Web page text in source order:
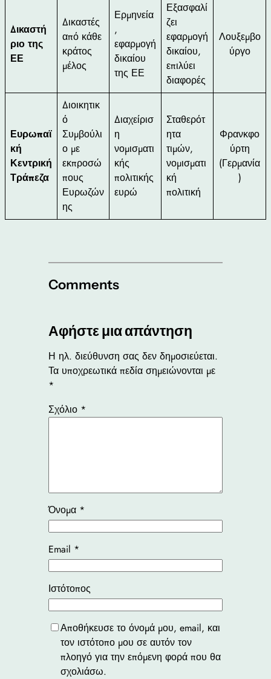
Δικαστή
ριο της
ΕΕ
Δικαστές
από κάθε
κράτος
μέλος
Ερμηνεία
,
εφαρμογή
δικαίου
της ΕΕ
Εξασφαλί
ζει
εφαρμογή
δικαίου,
επιλύει
διαφορές
Λουξεμβο
ύργο
Ευρωπαϊ
κή
Κεντρική
Τράπεζα
Διοικητικ
ό
Συμβούλι
ο με
εκπροσώ
πους
Ευρωζών
ης
Διαχείρισ
η
νομισματι
κής
πολιτικής
ευρώ
Σταθερότ
ητα
τιμών,
νομισματι
κή
πολιτική
Φρανκφο
ύρτη
(Γερμανία
)
Comments
Αφήστε μια απάντηση
Η ηλ. διεύθυνση σας δεν δημοσιεύεται.
Τα υποχρεωτικά πεδία σημειώνονται με
*
Σχόλιο *
Όνομα *
Email *
Ιστότοπος
Αποθήκευσε το όνομά μου, email, και
τον ιστότοπο μου σε αυτόν τον
πλοηγό για την επόμενη φορά που θα
σχολιάσω.